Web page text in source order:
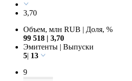
3,70
Объем, млн RUB | Доля, %
99 518 | 3,70
Эмитенты | Выпуски
5| 13
9